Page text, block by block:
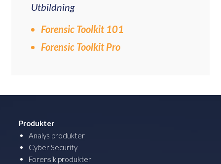
Utbildning
Forensic Toolkit 101
Forensic Toolkit Pro
Produkter
Analys produkter
Cyber Security
Forensik produkter